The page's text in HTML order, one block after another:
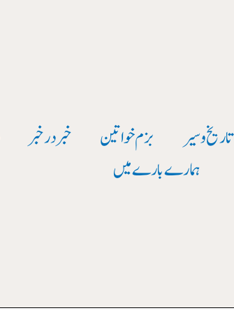
تاریخ وسیر بزم خواتین خبر در خبر
ہمارے بارے میں